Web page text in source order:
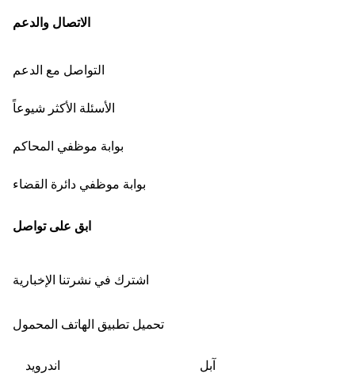
الاتصال والدعم
التواصل مع الدعم
الأسئلة الأكثر شيوعاً
بوابة موظفي المحاكم
بوابة موظفي دائرة القضاء
ابق على تواصل
اشترك في نشرتنا الإخبارية
تحميل تطبيق الهاتف المحمول
اندرويد آبل